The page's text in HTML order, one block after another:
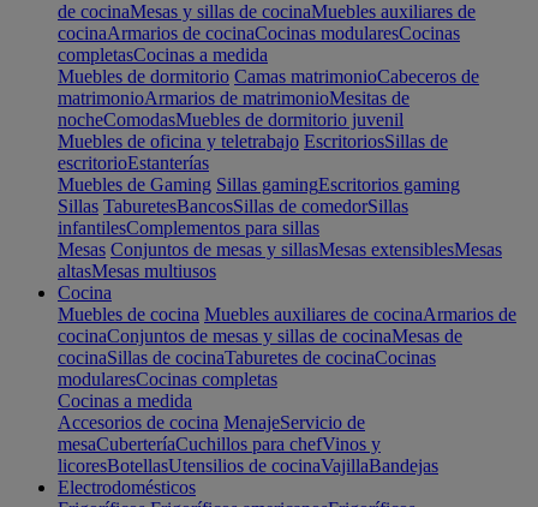
de cocinaMesas y sillas de cocinaMuebles auxiliares de
cocinaArmarios de cocinaCocinas modularesCocinas
completasCocinas a medida
Muebles de dormitorio Camas matrimonioCabeceros de
matrimonioArmarios de matrimonioMesitas de
nocheComodasMuebles de dormitorio juvenil
Muebles de oficina y teletrabajo EscritoriosSillas de
escritorioEstanterías
Muebles de Gaming Sillas gamingEscritorios gaming
Sillas TaburetesBancosSillas de comedorSillas
infantilesComplementos para sillas
Mesas Conjuntos de mesas y sillasMesas extensiblesMesas
altasMesas multiusos
Cocina
Muebles de cocina Muebles auxiliares de cocinaArmarios de
cocinaConjuntos de mesas y sillas de cocinaMesas de
cocinaSillas de cocinaTaburetes de cocinaCocinas
modularesCocinas completas
Cocinas a medida
Accesorios de cocina MenajeServicio de
mesaCuberteríaCuchillos para chefVinos y
licoresBotellasUtensilios de cocinaVajillaBandejas
Electrodomésticos